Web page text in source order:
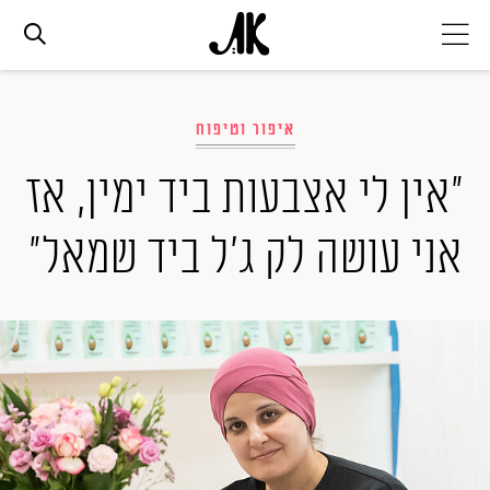
אופנה
ביוטי
סלבס
ערוצים נוספים
המגזין
איפור וטיפוח
"אין לי אצבעות ביד ימין, אז
אני עושה לק ג'ל ביד שמאל"